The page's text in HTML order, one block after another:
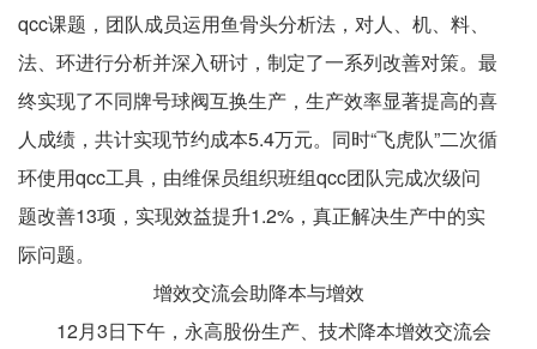
400-906-6668
qcc课题，团队成员运用鱼骨头分析法，对人、机、料、
法、环进行分析并深入研讨，制定了一系列改善对策。最
终实现了不同牌号球阀互换生产，生产效率显著提高的喜
人成绩，共计实现节约成本5.4万元。同时“飞虎队”二次循
环使用qcc工具，由维保员组织班组qcc团队完成次级问
题改善13项，实现效益提升1.2% ，真正解决生产中的实
际问题。
增效交流会助降本与增效
12月3日下午，永高股份生产、技术降本增效交流会